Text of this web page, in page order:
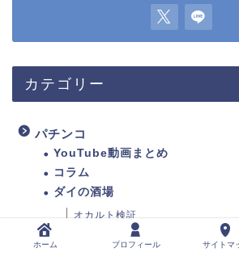
カテゴリー
パチンコ
YouTube動画まとめ
コラム
ダイの酒場
オカルト検証
パチンコ用語
ホーム プロフィール サイトマ